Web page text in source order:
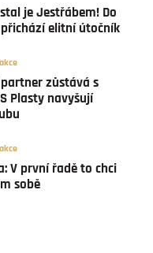
je Jestřábem! Do
elitní útočník
zůstává s
Plasty navyšují
V první řadě to chci
sobě